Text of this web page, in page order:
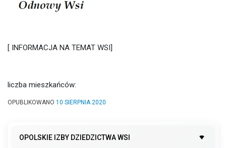
[ INFORMACJA NA TEMAT WSI]
liczba mieszkańców:
OPUBLIKOWANO 10 SIERPNIA 2020
OPOLSKIE IZBY DZIEDZICTWA WSI